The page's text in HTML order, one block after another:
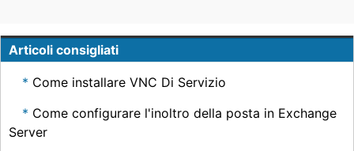
Articoli consigliati
Come installare VNC Di Servizio
Come configurare l'inoltro della posta in Exchange
Server